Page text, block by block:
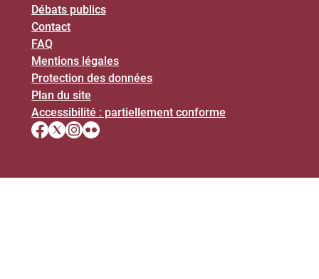
Débats publics
Contact
FAQ
Mentions légales
Protection des données
Plan du site
Accessibilité : partiellement conforme